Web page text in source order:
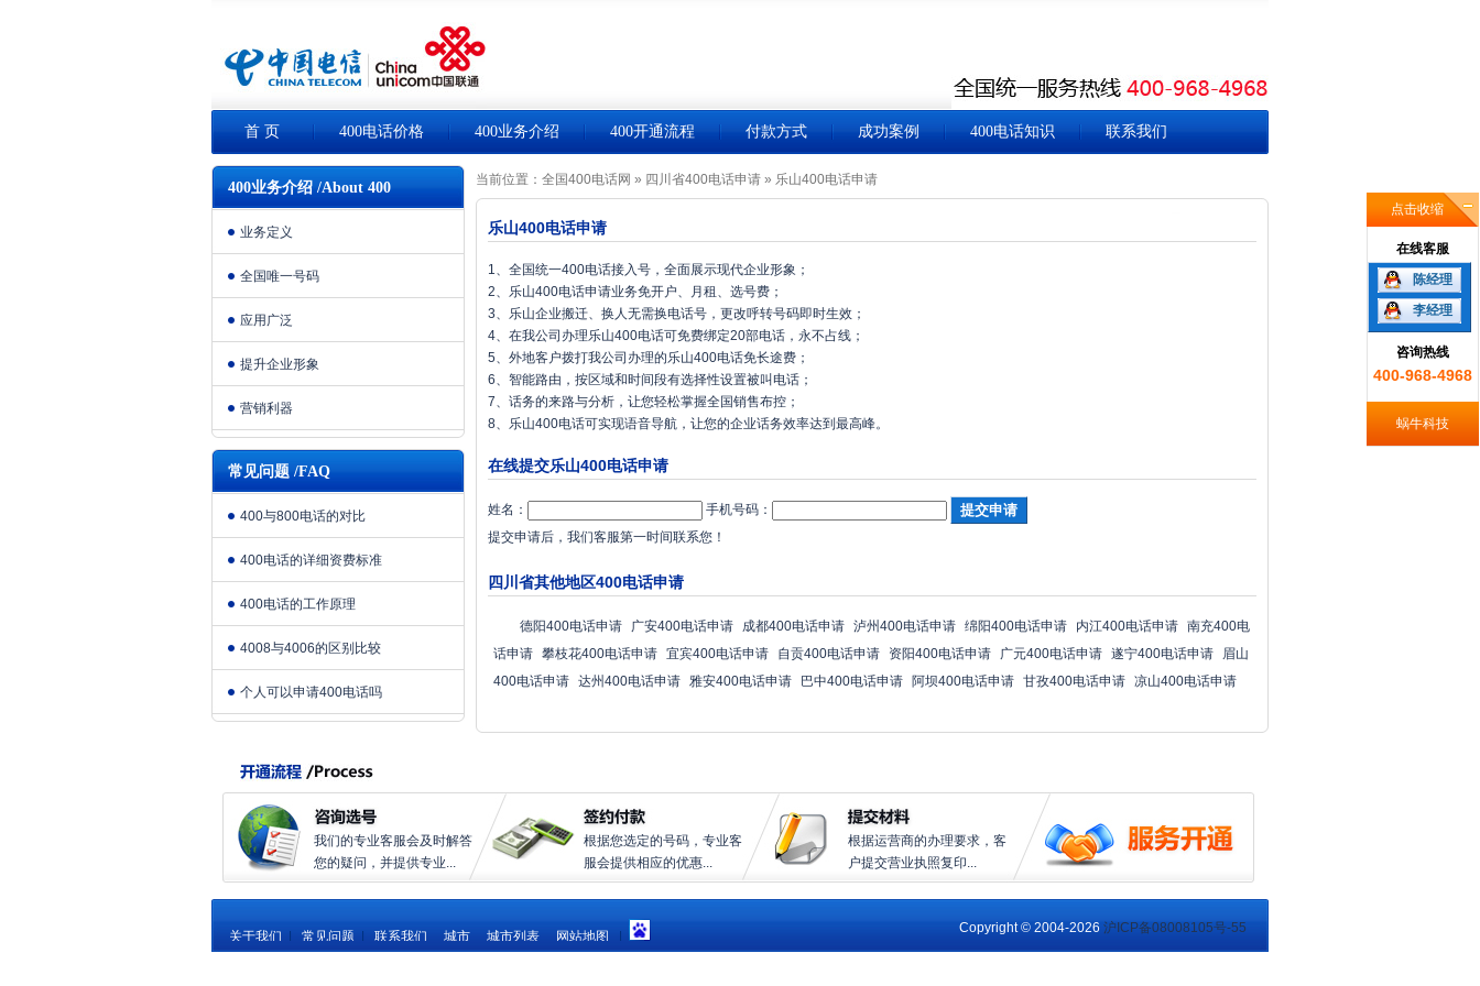
首 页 400电话价格 400业务介绍 400开通流程 付款方式 成功案例 400电话知识 联系我们
400业务介绍 /About 400
业务定义
全国唯一号码
应用广泛
提升企业形象
营销利器
常见问题 /FAQ
400与800电话的对比
400电话的详细资费标准
400电话的工作原理
4008与4006的区别比较
个人可以申请400电话吗
当前位置： 全国400电话网 » 四川省400电话申请 » 乐山400电话申请
乐山400电话申请
1、全国统一400电话接入号，全面展示现代企业形象；
2、乐山400电话申请业务免开户、月租、选号费；
3、乐山企业搬迁、换人无需换电话号，更改呼转号码即时生效；
4、在我公司办理乐山400电话可免费绑定20部电话，永不占线；
5、外地客户拨打我公司办理的乐山400电话免长途费；
6、智能路由，按区域和时间段有选择性设置被叫电话；
7、话务的来路与分析，让您轻松掌握全国销售布控；
8、乐山400电话可实现语音导航，让您的企业话务效率达到最高峰。
在线提交乐山400电话申请
姓名：
手机号码：
提交申请后，我们客服第一时间联系您！
四川省其他地区400电话申请
德阳400电话申请 广安400电话申请 成都400电话申请 泸州400电话申请 绵阳400电话申请 内江400电话申请 南充400电
话申请 攀枝花400电话申请 宜宾400电话申请 自贡400电话申请 资阳400电话申请 广元400电话申请 遂宁400电话申请
眉山
400电话申请 达州400电话申请 雅安400电话申请 巴中400电话申请 阿坝400电话申请 甘孜400电话申请 凉山400电话申请
我们的专业客服会及时解答
您的疑问，并提供专业...
根据您选定的号码，专业客
服会提供相应的优惠...
根据运营商的办理要求，客
户提交营业执照复印...
关于我们 常见问题 联系我们 城市 城市列表 网站地图
点击收缩
在线客服
陈经理
李经理
咨询热线
400-968-4968
蜗牛科技
Copyright © 2004-2026 沪ICP备08008105号-55